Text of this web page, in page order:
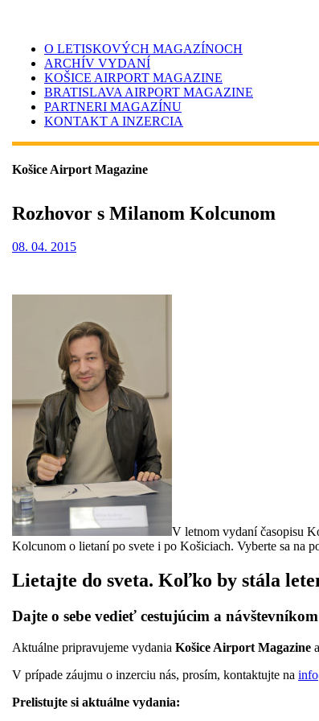
O LETISKOVÝCH MAGAZÍNOCH
ARCHÍV VYDANÍ
KOŠICE AIRPORT MAGAZINE
BRATISLAVA AIRPORT MAGAZINE
PARTNERI MAGAZÍNU
KONTAKT A INZERCIA
Košice Airport Magazine
Rozhovor s Milanom Kolcunom
08. 04. 2015
V letnom vydaní časopisu
Kolcunom o lietaní po svete i po Košiciach. Vyberte sa na
Lietajte do sveta. Koľko by stála
Dajte o sebe vedieť cestujúcim a
Aktuálne pripravujeme vydania Košice Airport Magazine a
V prípade záujmu o inzerciu nás, prosím, kontaktujte na
Prelistujte si aktuálne vydania: